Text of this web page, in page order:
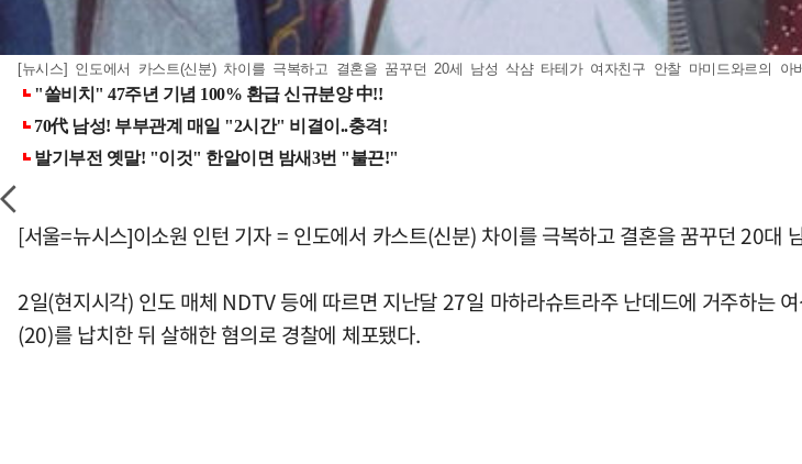
[뉴시스] 인도에서 카스트(신분) 차이를 극복하고 결혼을 꿈꾸던 20세 남성 삭샴 타테가 여자친구 안찰 마미드와르의
[서울=뉴시스]이소원 인턴 기자 = 인도에서 카스트(신분) 차이를 극복하고 결혼을 꿈꾸던 20대
2일(현지시각) 인도 매체 NDTV 등에 따르면 지난달 27일 마하라슈트라주 난데드에 거주하는
(20)를 납치한 뒤 살해한 혐의로 경찰에 체포됐다.